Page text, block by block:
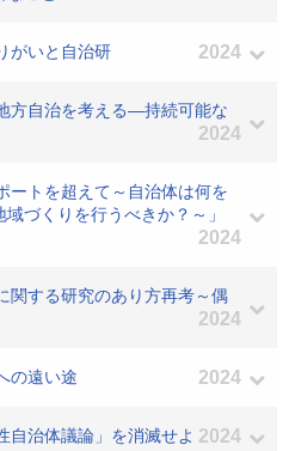
がいと自治研 2024
方自治を考える―持続可能な
2024
ートを超えて～自治体は何を
づくりを行うべきか？～」
2024
関する研究のあり方再考～偶
2024
の遠い途 2024
自治体議論」を消滅せよ 2024